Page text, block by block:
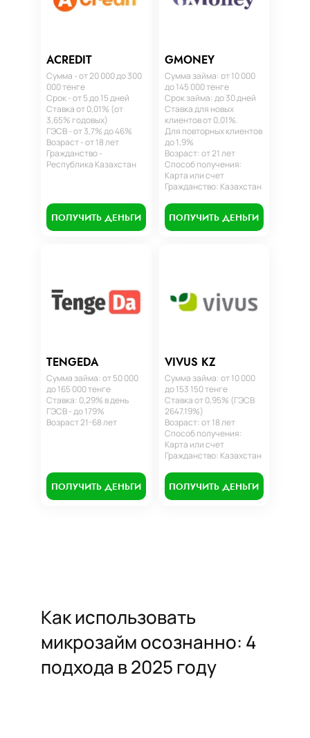
ACREDIT
Сумма - от 20 000 до 300
000 тенге
Срок - от 5 до 15 дней
Ставка от 0,01% (от
3,65% годовых)
ГЭСВ - от 3,7% до 46%
Возраст - от 18 лет
Гражданство -
Республика Казахстан
ПОЛУЧИТЬ ДЕНЬГИ
GMONEY
Сумма займа: от 10 000
до 145 000 тенге
Срок займа: до 30 дней
Ставка для новых
клиентов от 0,01%.
Для повторных клиентов
до 1,9%
Возраст: от 21 лет
Способ получения:
Карта или счет
Гражданство: Казахстан
ПОЛУЧИТЬ ДЕНЬГИ
TENGEDA
Сумма займа: от 50 000
до 165 000 тенге
Ставка: 0,29% в день
ГЭСВ - до 179%
Возраст 21-68 лет
ПОЛУЧИТЬ ДЕНЬГИ
VIVUS KZ
Сумма займа: от 10 000
до 153 150 тенге
Ставка от 0,95% (ГЭСВ
2647.19%)
Возраст: от 18 лет
Способ получения:
Карта или счет
Гражданство: Казахстан
ПОЛУЧИТЬ ДЕНЬГИ
Как использовать
микрозайм осознанно: 4
подхода в 2025 году